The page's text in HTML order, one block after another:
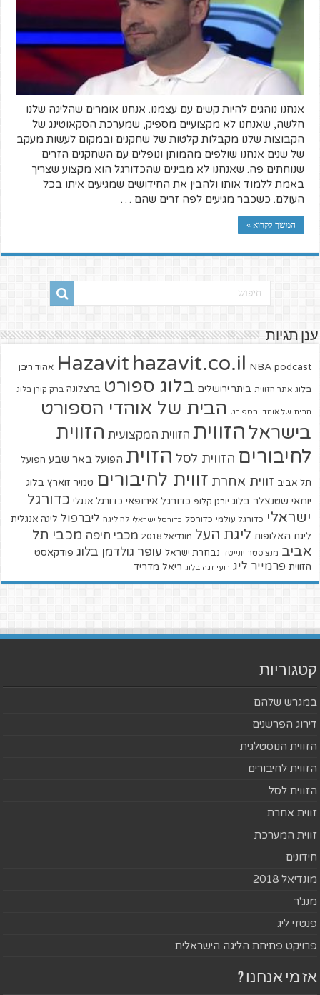
אנחנו נוהגים להיות קשים עם עצמנו. אנחנו אומרים שהליגה שלנו
חלשה, שאנחנו לא מקצועיים מספיק, שמערכת הסקאוטינג של
הקבוצות שלנו מקבלות קלטות של שחקנים ובמקום לעשות מעקב
של שנים אנחנו שולפים מהמותן ונופלים עם השחקנים הזרים
שנוחתים פה. שאנחנו לא מבינים שהכדורגל הוא מקצוע שצריך
באמת ללמוד אותו ולהבין את החידושים שמגיעים איתו בכל
העולם. כשכבר מגיעים לפה זרים שהם …
המשך לקרוא »
ענן תגיות
Hazavit hazavit.co.il NBA podcast אהוד ריבן
בלוג אתר הזווית ביתר ירושלים בלוג ספורט ברצלונה ברק קורן בלוג
הבית של אוהדי הספורט הבית של אוהדי הספורט
בישראל הזווית הזווית המקצועית הזווית
לחיבורים הזווית לסל הזוית הפועל באר שבע הפועל
תל אביב זווית אחרת זווית לחיבורים טמיר זוארץ בלוג
יוחאי שטנצלר בלוג יורגן קלופ כדורגל אירופאי כדורגל אנגלי כדורגל
ישראלי כדורגל עולמי כדורסל כדורסל ישראלי לה ליגה ליברפול ליגה אנגלית
ליגת האלופות ליגת העל מונדיאל 2018 מכבי חיפה מכבי תל
אביב מנצ'סטר יונייטד נבחרת ישראל עופר גולדמן בלוג פודקאסט
הזווית פרמייר ליג רועי זגה בלוג ריאל מדריד
קטגוריות
במגרש שלהם
דירוג הפרשנים
הזווית הנוסטלגית
הזווית לחיבורים
הזווית לסל
זווית אחרת
זווית המערכת
חידונים
מונדיאל 2018
מנג'ר
פנטזי ליג
פרויקט פתיחת הליגה הישראלית
אז מי אנחנו ?